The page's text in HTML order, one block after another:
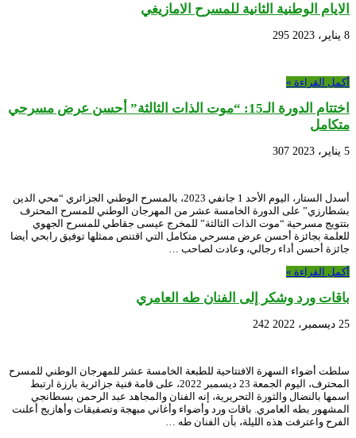
الايام الوطنية الثانية للمسرح الامازيغي
8 يناير، 2023 295
أكمل القراءة »
اختتام الدورة الـ15: “موت الذات الثالثة” أحسن عرض مسرحي
متكامل
5 يناير، 2023 307
أسدل الستار، اليوم الأحد 1 جانفي 2023، بالمسرح الوطني الجزائري “محي الدين
بشطارزي” على الدورة الخامسة عشر من المهرجان الوطني للمسرح المحترف
بتتويج مسرحية “موت الذات الثالثة” للمخرج عيسى جقاطي للمسرح الجهوي
للعلمة بجائزة أحسن عرض مسرحي متكامل التي اقتنص ممثلها توفيق رابحي أيضا
جائزة أحسن أداء رجالي، وعادت لصاحب …
أكمل القراءة »
باقات ورد وشكر إلى الفنان طه العامري
25 ديسمبر، 2022 242
سلطت أضواء السهرة الافتتاحية للطبعة الخامسة عشر للمهرجان الوطني للمسرح
المحترف، اليوم الجمعة 23 ديسمبر 2022، على قامة فنية جزائرية بارزة ارتبط
اسمها بالنضال والثورة التحريرية، إنه الفنان والمجاهد عبد الرحمن بسطانجي
المشهور بطه العامري. باقات ورد وأضواء وأغاني مبهجة وتصفيقات وأهازيج أعلنت
الفرح واعترفت هذه الليلة، بأن الفنان طه …